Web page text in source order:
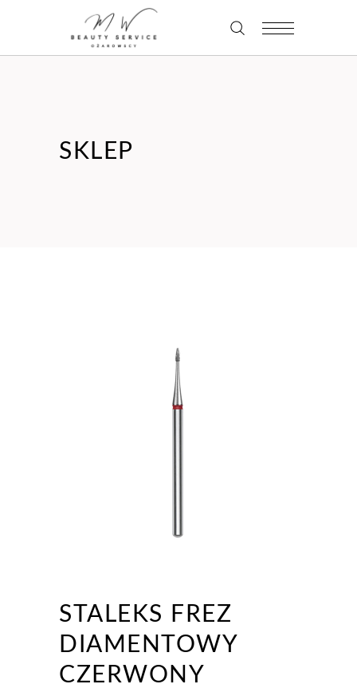
SKLEP
STALEKS FREZ
DIAMENTOWY
CZERWONY